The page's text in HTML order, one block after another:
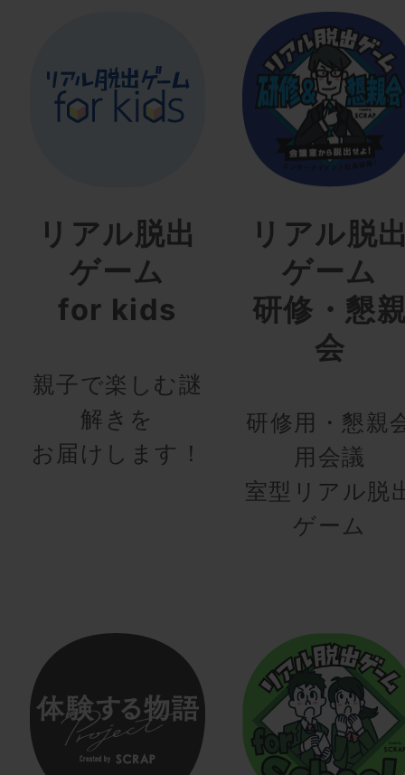
リアル脱出
ゲーム
for kids
親子で楽しむ謎
解きを
お届けします！
リアル脱
ゲーム
研修・懇
会
研修用・懇親
用会議
室型リアル脱
ゲーム